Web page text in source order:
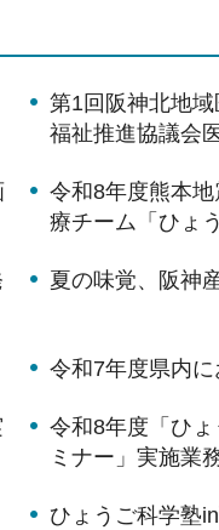
第1回阪神北地
福祉推進協議会
令和8年度熊本
療チーム「ひょ
夏の味覚、阪神
令和7年度県内
令和8年度「ひ
ミナー」実施業
ひょうご科学塾